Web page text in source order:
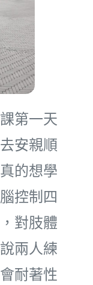
第一天
安親順
的想學
控制四
對肢體
兩人練
耐著性